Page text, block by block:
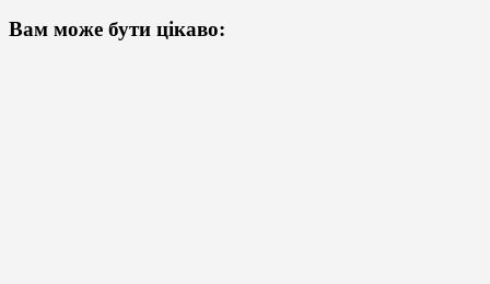
Вам може бути цікаво: